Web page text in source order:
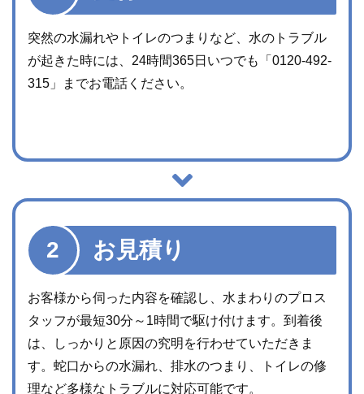
が起きた時には、24時間365日いつでも「0120-492-
315」までお電話ください。
お見積り
お客様から伺った内容を確認し、水まわりのプロス